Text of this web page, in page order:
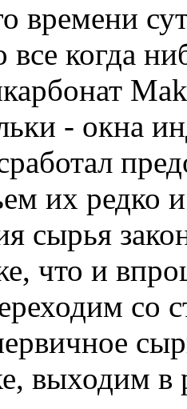
времени
когда
- окна
их редко
сырья
что и
со
выходим